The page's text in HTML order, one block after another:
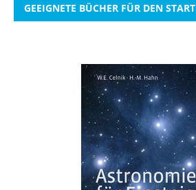
GEEIGNETE BÜCHER FÜR DEN START